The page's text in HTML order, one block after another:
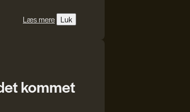
Læs mere Luk
kommet